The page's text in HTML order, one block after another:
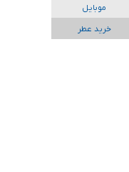
موبایل
خرید عطر